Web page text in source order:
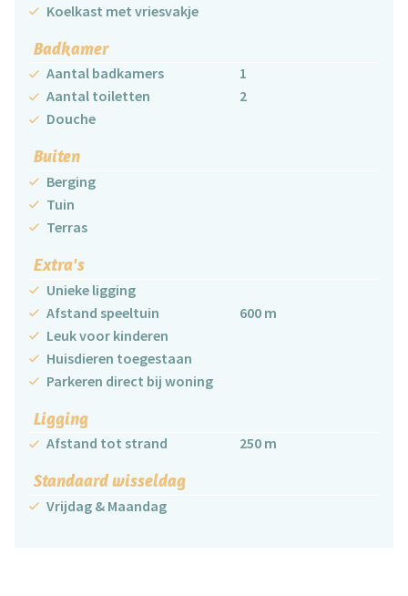
Koelkast met vriesvakje
Badkamer
Aantal badkamers
1
Aantal toiletten
2
Douche
Buiten
Berging
Tuin
Terras
Extra's
Unieke ligging
Afstand speeltuin
600 m
Leuk voor kinderen
Huisdieren toegestaan
Parkeren direct bij woning
Ligging
Afstand tot strand 250 m
Standaard wisseldag
Vrijdag & Maandag